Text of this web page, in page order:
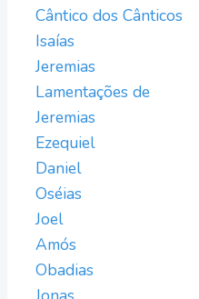
Cântico dos Cânticos
Isaías
Jeremias
Lamentações de
Jeremias
Ezequiel
Daniel
Oséias
Joel
Amós
Obadias